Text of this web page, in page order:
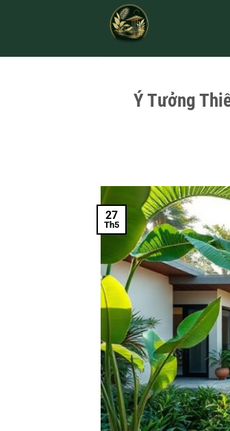
Ý Tưởng
27
Th5